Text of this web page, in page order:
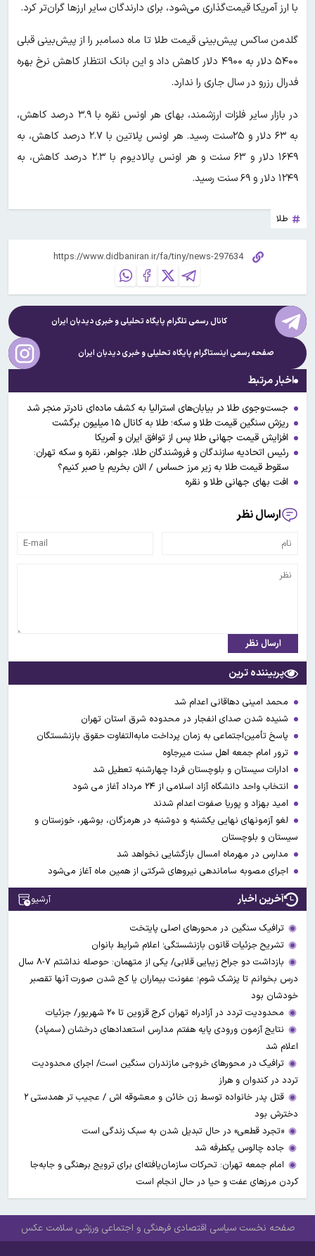
با ارز آمریکا قیمت‌گذاری می‌شود، برای دارندگان سایر ارزها گران‌تر کرد.
گلدمن ساکس پیش‌بینی قیمت طلا تا ماه دسامبر را از پیش‌بینی قبلی
۵۴۰۰ دلار به ۴۹۰۰ دلار کاهش داد و این بانک انتظار کاهش نرخ بهره
فدرال رزرو در سال جاری را ندارد.
در بازار سایر فلزات ارزشمند، بهای هر اونس نقره با ۳.۹ درصد کاهش،
به ۶۳ دلار و ۲۵سنت رسید. هر اونس پلاتین با ۲.۷ درصد کاهش، به
۱۶۴۹ دلار و ۶۳ سنت و هر اونس پالادیوم با ۲.۳ درصد کاهش، به
۱۲۴۹ دلار و ۶۹ سنت رسید.
طلا
کانال رسمی تلگرام پایگاه تحلیلی و خبریدیدبان ایران
صفحه رسمی اینستاگرام پایگاه تحلیلی و خبریدیدبان ایران
اخبار مرتبط
جست‌وجوی طلا در بیابان‌های استرالیا به کشف ماده‌ای نادرتر منجر شد
ریزش سنگین قیمت طلا و سکه؛ طلا به کانال ۱۵ میلیون برگشت
افزایش قیمت جهانی طلا پس از توافق ایران و آمریکا
رئیس اتحادیه سازندگان و فروشندگان طلا، جواهر، نقره و سکه تهران:
سقوط قیمت طلا به زیر مرز حساس / الان بخریم یا صبر کنیم؟
افت بهای جهانی طلا و نقره
ارسال نظر
ارسال نظر
پربیننده ترین
محمد امینی دهاقانی اعدام شد
شنیده شدن صدای انفجار در محدوده شرق استان تهران
پاسخ تأمین‌اجتماعی به زمان پرداخت مابه‌التفاوت حقوق بازنشستگان
ترور امام جمعه اهل سنت میرجاوه
ادارات سیستان و بلوچستان فردا چهارشنبه تعطیل شد
انتخاب واحد دانشگاه آزاد اسلامی از ۲۴ مرداد آغاز می شود
امید بهزاد و پوریا صفوت اعدام شدند
لغو آزمونهای نهایی یکشنبه و دوشنبه در هرمزگان، بوشهر، خوزستان و
سیستان و بلوچستان
مدارس در مهرماه امسال بازگشایی نخواهد شد
اجرای مصوبه ساماندهی نیرو‌های شرکتی از همین ماه آغاز می‌شود
آخرین اخبار آرشیو
ترافیک سنگین در محورهای اصلی پایتخت
تشریح جزئیات قانون بازنشستگی؛ اعلام شرایط بانوان
بازداشت دو جراح زیبایی قلابی/ یکی از متهمان: حوصله نداشتم ۷-۸ سال
درس بخوانم تا پزشک شوم؛ عفونت بیماران یا کج شدن صورت آنها تقصبر
خودشان بود
محدودیت تردد در آزادراه تهران کرج قزوین تا ۲۰ شهریور/ جزئیات
نتایج آزمون ورودی پایه هفتم مدارس استعدادهای درخشان (سمپاد)
اعلام شد
ترافیک در محورهای خروجی مازندران سنگین است/ اجرای محدودیت
تردد در کندوان و هراز
قتل پدر خانواده توسط زن خائن و معشوقه اش / عجیب تر همدستی ۲
دخترش بود
«تجرد قطعی» در حال تبدیل شدن به سبک زندگی است
جاده چالوس یکطرفه شد
امام جمعه تهران: تحرکات سازمان‌یافته‌ای برای ترویج برهنگی و جابه‌جا
کردن مرزهای عفت و حیا در حال انجام است
صفحه نخست سیاسی اقتصادی فرهنگی و اجتماعی ورزشی سلامت عکس